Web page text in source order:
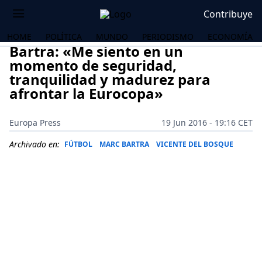
Contribuye
HOME POLÍTICA MUNDO PERIODISMO ECONOMÍA
Bartra: «Me siento en un
momento de seguridad,
tranquilidad y madurez para
afrontar la Eurocopa»
Europa Press
19 Jun 2016 - 19:16 CET
Archivado en: FÚTBOL MARC BARTRA VICENTE DEL BOSQUE